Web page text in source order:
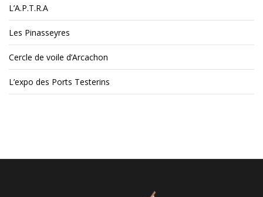
L’A.P.T.R.A
Les Pinasseyres
Cercle de voile d’Arcachon
L’expo des Ports Testerins